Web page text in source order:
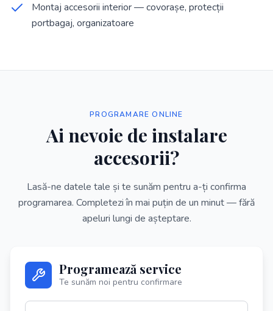
Montaj accesorii interior — covorașe, protecții
portbagaj, organizatoare
PROGRAMARE ONLINE
Ai nevoie de instalare
accesorii?
Lasă-ne datele tale și te sunăm pentru a-ți confirma
programarea. Completezi în mai puțin de un minut — fără
apeluri lungi de așteptare.
Programează service
Te sunăm noi pentru confirmare